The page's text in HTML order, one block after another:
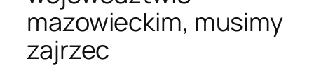
mazowieckim, musimy
zajrzec